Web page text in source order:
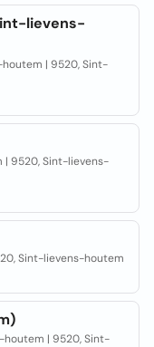
lievens-
| 9520, Sint-
| 9520, Sint-lievens-
Sint-lievens-houtem
| 9520, Sint-